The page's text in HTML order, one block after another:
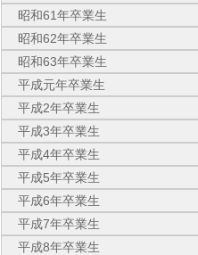
昭和61年卒業生
昭和62年卒業生
昭和63年卒業生
平成元年卒業生
平成2年卒業生
平成3年卒業生
平成4年卒業生
平成5年卒業生
平成6年卒業生
平成7年卒業生
平成8年卒業生